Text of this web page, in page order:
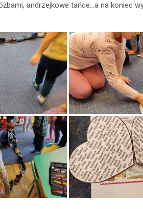
andrzejkowe tańce…a na koniec